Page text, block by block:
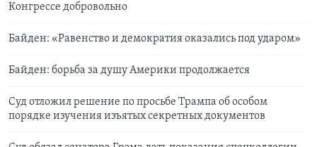
Конгрессе добровольно
Байден: «Равенство и демократия оказались под ударом»
Байден: борьба за душу Америки продолжается
Суд отложил решение по просьбе Трампа об особом
порядке изучения изъятых секретных документов